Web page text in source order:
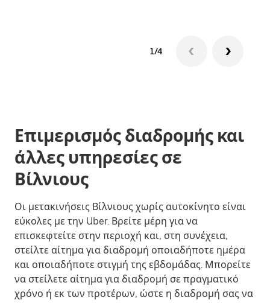
1/4
Επιμερισμός διαδρομής και
άλλες υπηρεσίες σε
Βίλνιους
Οι μετακινήσεις Βίλνιους χωρίς αυτοκίνητο είναι
εύκολες με την Uber. Βρείτε μέρη για να
επισκεφτείτε στην περιοχή και, στη συνέχεια,
στείλτε αίτημα για διαδρομή οποιαδήποτε ημέρα
και οποιαδήποτε στιγμή της εβδομάδας. Μπορείτε
να στείλετε αίτημα για διαδρομή σε πραγματικό
χρόνο ή εκ των προτέρων, ώστε η διαδρομή σας να